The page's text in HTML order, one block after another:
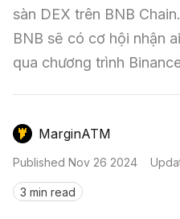
Kinh Nghiệm Đầu Tư
Sàn Giao Dịch
Mô Hình Biểu Đồ
GameFi
Sign in
sàn DEX trên BNB
BNB sẽ có cơ hội nhận
qua chương trình
MarginATM
Published Nov 26 2024
3 min read